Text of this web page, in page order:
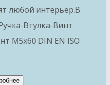
любой интерьер.В
Втулка-Винт
М5х60 DIN EN ISO